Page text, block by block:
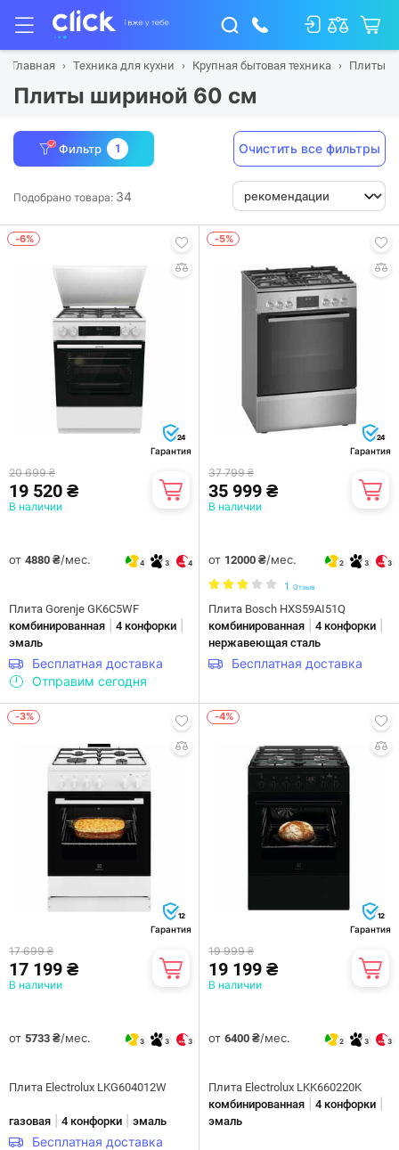
Главная Техника для кухни Крупная бытовая техника Плиты
Плиты шириной 60 см
Фильтр 1 Очистить все фильтры
Подобрано товара: 34
-6%
24
Гарантия
20 699 ₴
19 520 ₴
В наличии
от 4880 ₴/мес. 4 3 4
Плита Gorenje GK6C5WF
комбинированная
4 конфорки
эмаль
Бесплатная доставка
Отправим сегодня
-5%
24
Гарантия
37 799 ₴
35 999 ₴
В наличии
от 12000 ₴/мес. 2 3 3
1 Отзыв
Плита Bosch HXS59AI51Q
комбинированная
4 конфорки
нержавеющая сталь
Бесплатная доставка
-3%
12
Гарантия
17 699 ₴
17 199 ₴
В наличии
от 5733 ₴/мес. 3 3 3
Плита Electrolux LKG604012W
газовая 4 конфорки эмаль
Бесплатная доставка
-4%
12
Гарантия
19 999 ₴
19 199 ₴
В наличии
от 6400 ₴/мес. 2 3 3
Плита Electrolux LKK660220K
комбинированная
4 конфорки
эмаль